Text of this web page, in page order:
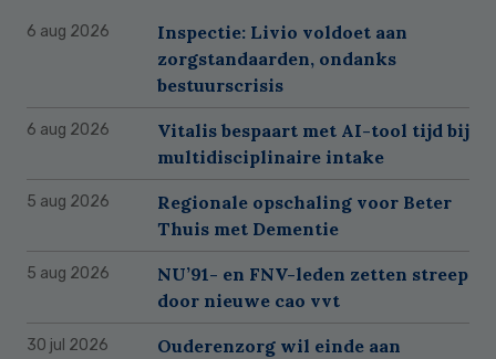
6 aug 2026
Inspectie: Livio voldoet aan
zorgstandaarden, ondanks
bestuurscrisis
6 aug 2026
Vitalis bespaart met AI-tool tijd bij
multidisciplinaire intake
5 aug 2026
Regionale opschaling voor Beter
Thuis met Dementie
5 aug 2026
NU’91- en FNV-leden zetten streep
door nieuwe cao vvt
30 jul 2026
Ouderenzorg wil einde aan